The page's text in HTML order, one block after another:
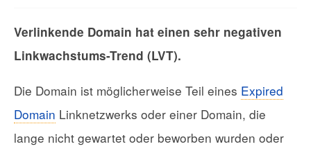
Verlinkende Domain hat einen sehr negativen
Linkwachstums-Trend (LVT).
Die Domain ist möglicherweise Teil eines Expired
Domain Linknetzwerks oder einer Domain, die
lange nicht gewartet oder beworben wurden oder